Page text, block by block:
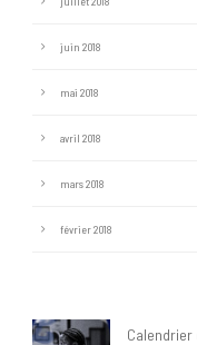
juin 2018
mai 2018
avril 2018
mars 2018
février 2018
Calendrier